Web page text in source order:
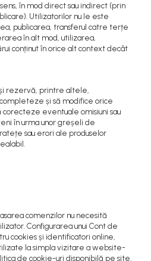
în mod direct sau indirect (prin
Utilizatorilor nu le este
publicarea, transferul catre terțe
în alt mod, utilizarea,
conținut în orice alt context decât
își rezervă, printre altele,
și să modifice orice
eventuale omisiuni sau
în urma unor greșeli de
sau erori ale produselor
comenzilor nu necesită
Configurarea unui Cont de
cookies și identificatori online,
la simpla vizitare a website-
de cookie-uri disponibilă pe site.